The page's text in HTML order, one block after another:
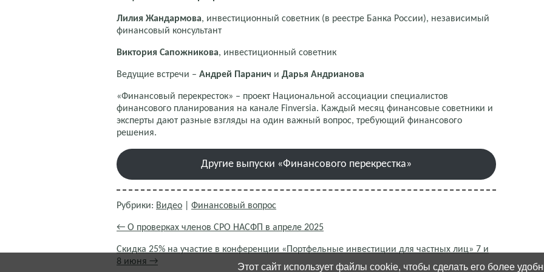
Этот сайт использует файлы cookie, чтобы сделать его более
Лилия Жандармова, инвестиционный советник (в реестре Банка России), независимый
финансовый консультант
Виктория Сапожникова, инвестиционный советник
Ведущие встречи – Андрей Паранич и Дарья Андрианова
«Финансовый перекресток» – проект Национальной ассоциации специалистов
финансового планирования на канале Finversia. Каждый месяц финансовые советники и
эксперты дают разные взгляды на один важный вопрос, требующий финансового
решения.
Другие выпуски «Финансового перекрестка»
Рубрики: Видео Финансовый вопрос
← О проверках членов СРО НАСФП в апреле 2025
Скидка 25% на участие в конференции «Портфельные инвестиции для частных лиц» 7 и
8 июня →